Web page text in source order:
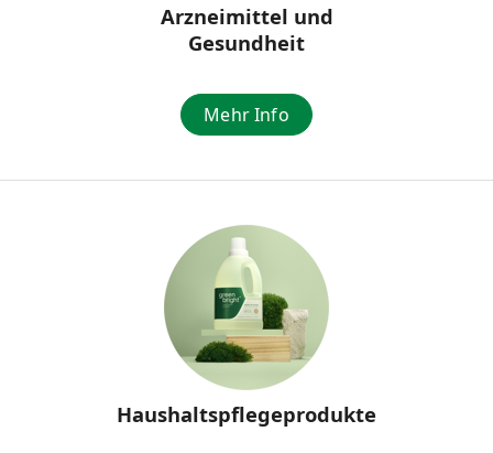
Arzneimittel und
Gesundheit
Mehr Info
Haushaltspflegeprodukte